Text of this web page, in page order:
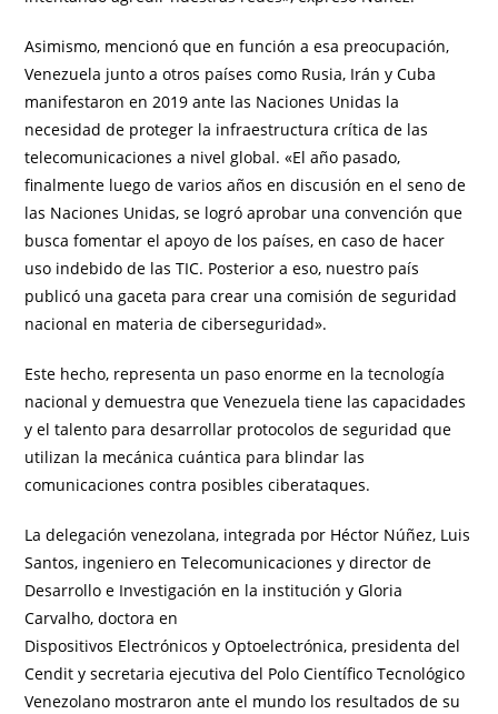
Asimismo, mencionó que en función a esa preocupación,
Venezuela junto a otros países como Rusia, Irán y Cuba
manifestaron en 2019 ante las Naciones Unidas la
necesidad de proteger la infraestructura crítica de las
telecomunicaciones a nivel global. «El año pasado,
finalmente luego de varios años en discusión en el seno de
las Naciones Unidas, se logró aprobar una convención que
busca fomentar el apoyo de los países, en caso de hacer
uso indebido de las TIC. Posterior a eso, nuestro país
publicó una gaceta para crear una comisión de seguridad
nacional en materia de ciberseguridad».
Este hecho, representa un paso enorme en la tecnología
nacional y demuestra que Venezuela tiene las capacidades
y el talento para desarrollar protocolos de seguridad que
utilizan la mecánica cuántica para blindar las
comunicaciones contra posibles ciberataques.
La delegación venezolana, integrada por Héctor Núñez, Luis
Santos, ingeniero en Telecomunicaciones y director de
Desarrollo e Investigación en la institución y Gloria
Carvalho, doctora en
Dispositivos Electrónicos y Optoelectrónica, presidenta del
Cendit y secretaria ejecutiva del Polo Científico Tecnológico
Venezolano mostraron ante el mundo los resultados de su